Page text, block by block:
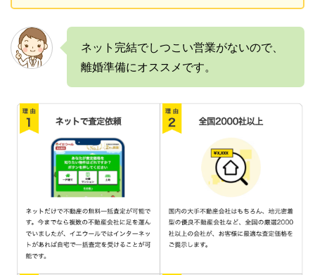
ネット完結でしつこい営業がないので、
離婚準備にオススメです。